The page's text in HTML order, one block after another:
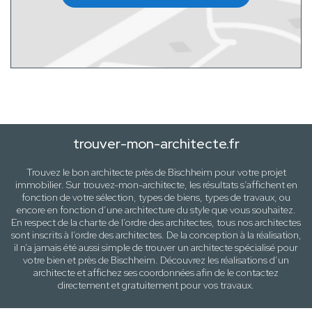
trouver-mon-architecte.fr
Trouvez le bon architecte près de Bischheim pour votre projet
immobilier. Sur trouvez-mon-architecte, les résultats s’affichent en
fonction de votre sélection, types de biens, types de travaux, ou
encore en fonction d’une architecturedu style que vous souhaitez.
En respect de la charte de l’ordre des architectes, tous nos architectes
sont inscrits à l’ordre des architectes. De la conception à la réalisation,
il n’a jamais été aussi simple de trouver un architecte spécialisé pour
votre bien et près de Bischheim. Découvrez les réalisations d’un
architecte et affichez ses coordonnées afin de le contactez
directement et gratuitement pourvos travaux.